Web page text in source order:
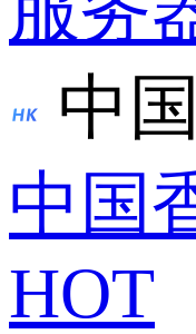
中
中国
HOT